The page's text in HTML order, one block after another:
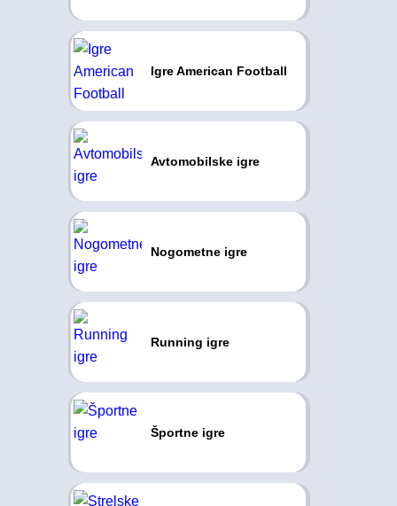
Igre American Football
Avtomobilske igre
Nogometne igre
Running igre
Športne igre